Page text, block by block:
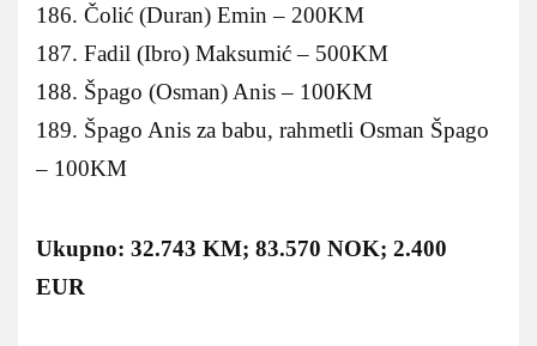
186. Čolić (Duran) Emin – 200KM
187. Fadil (Ibro) Maksumić – 500KM
188. Špago (Osman) Anis – 100KM
189. Špago Anis za babu, rahmetli Osman Špago
– 100KM
Ukupno: 32.743 KM; 83.570 NOK; 2.400
EUR